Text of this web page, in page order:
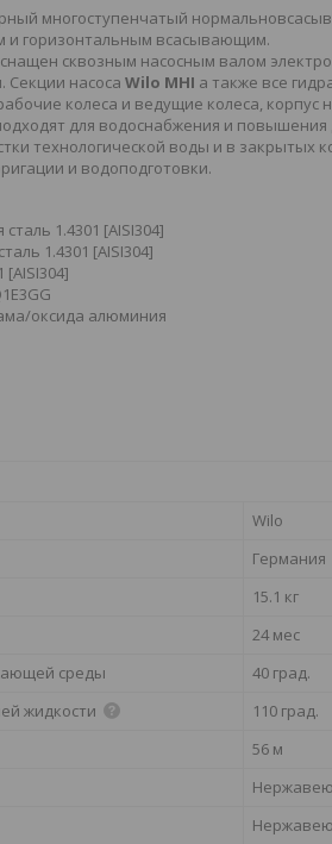
многоступенчатый
и горизонтальным всасывающим.
сквозным насосным валом
Секции насоса Wilo MHI а также все
колеса и ведущие колеса,
для водоснабжения и
технологической воды и в
и водоподготовки.
1.4301 [AISI304]
1.4301 [AISI304]
оксида алюминия
Wilo
Германия
15.1 кг
24 мес
среды
40 град.
жидкости
110 град.
56 м